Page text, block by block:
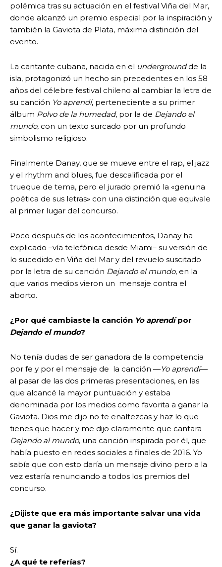
polémica tras su actuación en el festival Viña del Mar,
donde alcanzó un premio especial por la inspiración y
también la Gaviota de Plata, máxima distinción del
evento.
La cantante cubana, nacida en el undergroundde la
isla, protagonizó un hecho sin precedentes en los 58
años del célebre festival chileno al cambiar la letra de
su canción Yo aprendí, perteneciente a su primer
álbum Polvo de la humedad, por la de Dejando el
mundo, con un texto surcado por un profundo
simbolismo religioso.
Finalmente Danay, que se mueve entre el rap, el jazz
y el rhythm and blues, fue descalificada por el
trueque de tema, pero el jurado premió la «genuina
poética de sus letras» con una distinción que equivale
al primer lugar del concurso.
Poco después de los acontecimientos, Danay ha
explicado –vía telefónica desde Miami– su versión de
lo sucedido en Viña del Mar y del revuelo suscitado
por la letra de su canción Dejando el mundo, en la
que varios medios vieron un mensaje contra el
aborto.
¿Por qué cambiaste la canción Yo aprendípor
Dejando el mundo?
No tenía dudas de ser ganadora de la competencia
por fe y por el mensaje de la canción —Yo aprendí—
al pasar de las dos primeras presentaciones, en las
que alcancé la mayor puntuación y estaba
denominada por los medios como favorita a ganar la
Gaviota. Dios me dijo no te enaltezcas y haz lo que
tienes que hacer y me dijo claramente que cantara
Dejando al mundo, una canción inspirada por él, que
había puesto en redes sociales a finales de 2016. Yo
sabía que con esto daría un mensaje divino pero a la
vez estaría renunciando a todos los premios del
concurso.
¿Dijiste que era más importante salvar una vida
que ganar la gaviota?
Sí.
¿A qué te referías?